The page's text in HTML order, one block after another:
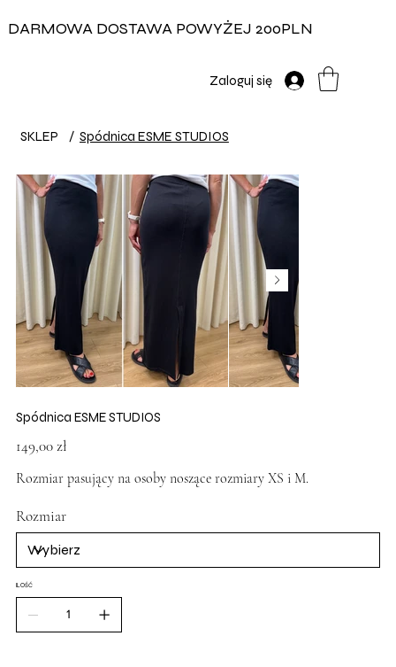
DARMOWA DOSTAWA POWYŻEJ 200PLN
Zaloguj się
SKLEP / Spódnica ESME STUDIOS
Spódnica ESME STUDIOS
149,00 zł
Rozmiar pasujący na osoby noszące rozmiary XS i M.
Rozmiar
ILOŚĆ